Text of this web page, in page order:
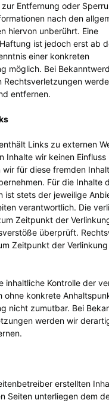
Entfernung oder
nach den
hiervon unberührt. Eine
ist jedoch erst ab
einer konkreten
möglich. Bei
Rechtsverletzungen
entfernen.
Links zu externen
Inhalte wir keinen Einfluss
wir für diese fremden
Für die Inhalte
ist stets der jeweilige
verantwortlich. Die
Zeitpunkt der
überprüft.
Zeitpunkt der
inhaltliche Kontrolle der
ohne konkrete
nicht zumutbar. Bei
werden wir
erstellten
Seiten unterliegen dem